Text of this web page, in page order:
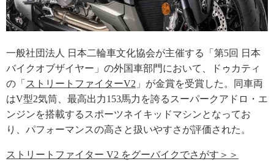
一般社団法人 日本二輪車文化協会が主催する「第5回 日本
バイクオブザイヤー」の外国車部門において、ドゥカティ
の「 ストリートファイターV2 」が金賞を受賞した。同車両
はV型2気筒、最高出力153馬力を誇るスーパークアドロ・エ
ンジンを搭載するスポーツネイキッドマシンとなってお
り、パフォーマンスの高さと扱いやすさが評価された。
ストリートファイター V2 をグーバイクでさがす＞＞